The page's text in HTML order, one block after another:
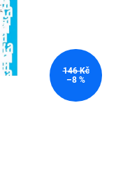
146 Kč
–8 %